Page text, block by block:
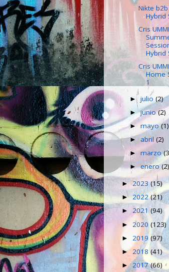
Nikte b2b
Hybrid
Cris
Hybrid
Cris
Home
1
►julio(2)
►junio(2)
►mayo(1)
► abril(2)
►marzo
►enero(2)
►2023(15)
►2022(21)
► 2021 (94)
► 2020 (123)
► 2019 (97)
► 2018(41)
►2017(66)